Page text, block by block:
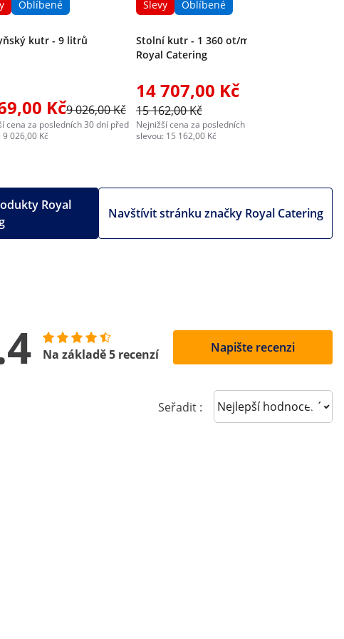
Oblíbené
kutr - 9 litrů
Kč9 026,00 Kč
cena za posledních 30 dní před
9 026,00 Kč
Slevy Oblíbené
Stolní kutr - 1 360 ot/min - 5 l -
Royal Catering
14 707,00 Kč
15 162,00 Kč
Nejnižší cena za posledních 30 dní před
slevou: 15 162,00 Kč
Navštívit stránku značky Royal Catering
Royal
Na základě 5 recenzí Napište recenzi
Seřadit : Sort reviews